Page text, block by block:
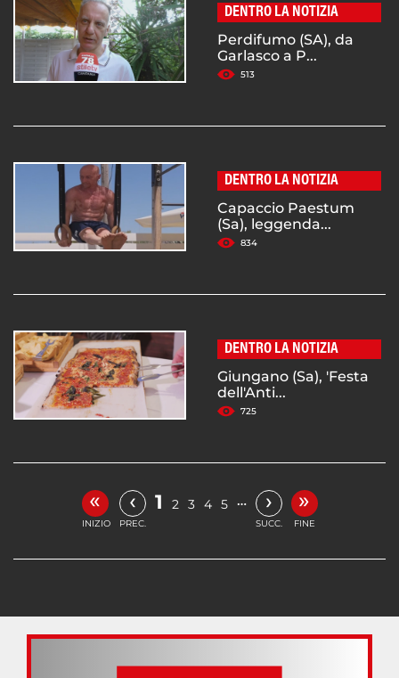
DENTRO LA NOTIZIA
Perdifumo (SA), da
Garlasco a P...
513
DENTRO LA NOTIZIA
Capaccio Paestum
(Sa), leggenda...
834
DENTRO LA NOTIZIA
Giungano (Sa), 'Festa
dell'Anti...
725
«
INIZIO
‹
PREC.
1 2 3 4 5 … ›
SUCC.
»
FINE